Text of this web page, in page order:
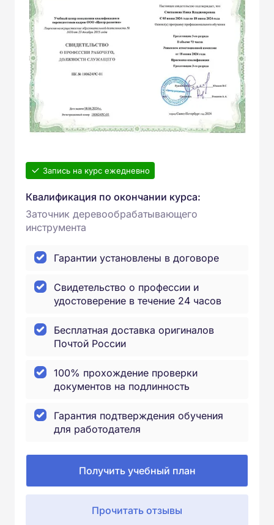
Запись на курс ежедневно
Квалификация по окончании курса:
Заточник деревообрабатывающего
инструмента
Гарантии установлены в договоре
Свидетельство о профессии и
удостоверение в течение 24 часов
Бесплатная доставка оригиналов
Почтой России
100% прохождение проверки
документов на подлинность
Гарантия подтверждения обучения
для работодателя
Получить учебный план
Прочитать отзывы